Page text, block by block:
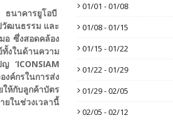
นาคารยูโอบี
วัฒนธรรม และ
อ ซึ่งสอดคล้อง
งในด้านความ
‘ICONSIAM
งค์กรในการส่ง
ให้กับลูกค้าบัตร
ในช่วงเวลานี้
01/01 - 01/08
01/08 - 01/15
01/15 - 01/22
01/22 - 01/29
01/29 - 02/05
02/05 - 02/12